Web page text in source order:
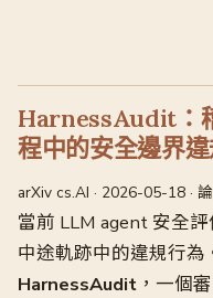
HarnessAudit：
程中的安全邊界
arXiv cs.AI · 2026-05-18 ·
當前 LLM agent 安全
中途軌跡中的違規行為
HarnessAudit ，一個